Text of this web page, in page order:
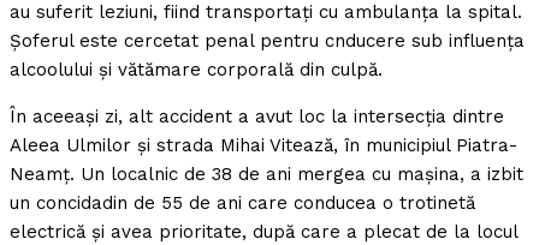
au suferit leziuni, fiind transportaţi cu ambulanţa la spital.
Şoferul este cercetat penal pentru cnducere sub influenţa
alcoolului şi vătămare corporală din culpă.
În aceeaşi zi, alt accident a avut loc la intersecţia dintre
Aleea Ulmilor şi strada Mihai Vitează, în municipiul Piatra-
Neamţ. Un localnic de 38 de ani mergea cu maşina, a izbit
un concidadin de 55 de ani care conducea o trotinetă
electrică şi avea prioritate, după care a plecat de la locul